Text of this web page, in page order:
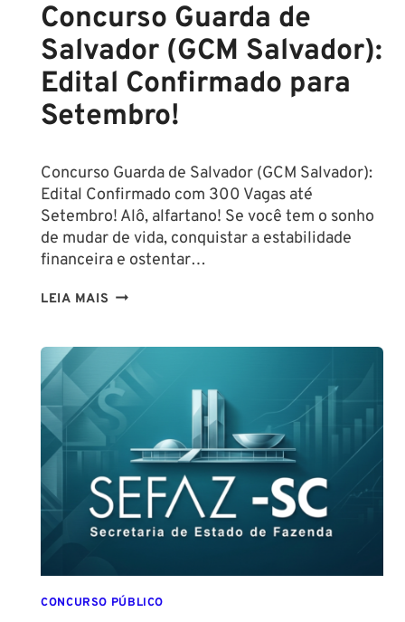
Concurso Guarda de
Salvador (GCM Salvador):
Edital Confirmado para
Setembro!
Concurso Guarda de Salvador (GCM Salvador):
Edital Confirmado com 300 Vagas até
Setembro! Alô, alfartano! Se você tem o sonho
de mudar de vida, conquistar a estabilidade
financeira e ostentar…
LEIA MAIS CONCURSO
SALVADOR
(GCM
SALVADOR):
CONFIRMADO
PARA
SETEMBRO!
CONCURSO PÚBLICO